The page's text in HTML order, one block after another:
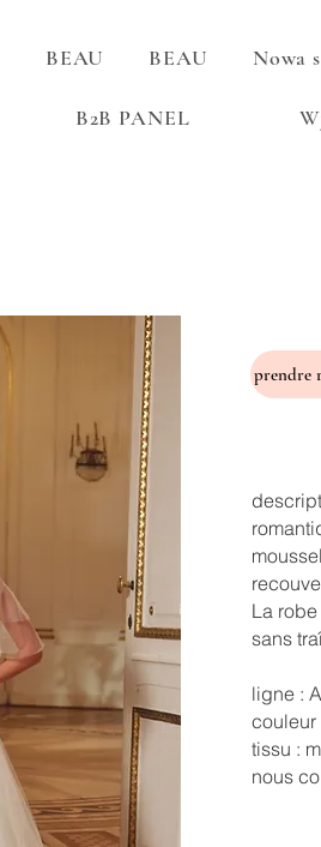
BEAU BEAU Nowa
B2B PANEL
La
sans
ligne : A
couleur
tissu :
nous